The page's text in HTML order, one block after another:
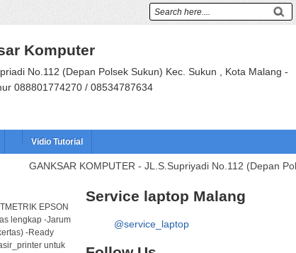
Komputer
No.112 (Depan Polsek Sukun) Kec. Sukun , Kota Malang -
088801774270 / 08534787634
Vidio Tutorial
KOMPUTER - JL.S.Supriyadi No.112 (Depan Polsek
EPSON
lengkap -Jarum
-Ready
untuk
Service laptop Malang
@service_laptop